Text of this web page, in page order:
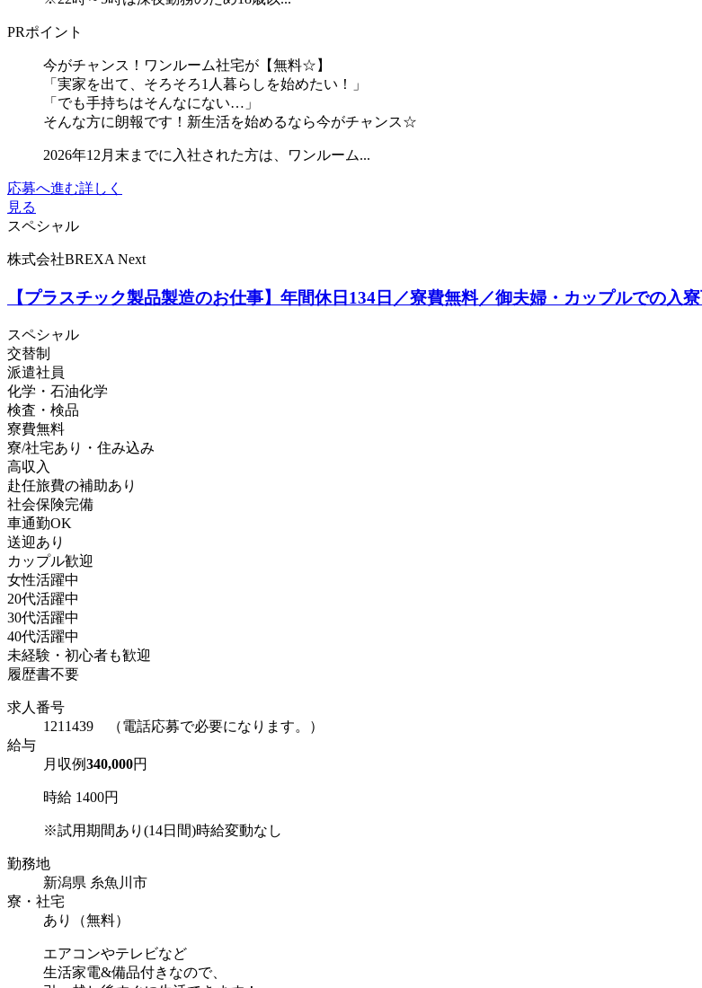
PRポイント
今がチャンス！ワンルーム社宅が【無料☆】
「実家を出て、そろそろ1人暮らしを始めたい！」
「でも手持ちはそんなにない…」
そんな方に朗報です！新生活を始めるなら今がチャンス☆
2026年12月末までに入社された方は、ワンルーム...
応募へ進む詳しく
見る
スペシャル
株式会社BREXA Next
【プラスチック製品製造のお仕事】年間休日134日／寮費無料／御夫婦・カップルでの入
スペシャル
交替制
派遣社員
化学・石油化学
検査・検品
寮費無料
寮/社宅あり・住み込み
高収入
赴任旅費の補助あり
社会保険完備
車通勤OK
送迎あり
カップル歓迎
女性活躍中
20代活躍中
30代活躍中
40代活躍中
未経験・初心者も歓迎
履歴書不要
求人番号
1211439 （電話応募で必要になります。）
給与
月収例340,000円
時給 1400円
※試用期間あり(14日間)時給変動なし
勤務地
新潟県 糸魚川市
寮・社宅
あり（無料）
エアコンやテレビなど
生活家電&備品付きなので、